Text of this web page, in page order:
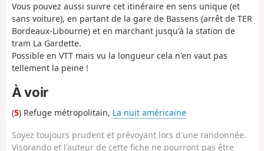
Vous pouvez aussi suivre cet itinéraire en sens unique (et
sans voiture), en partant de la gare de Bassens (arrêt de TER
Bordeaux-Libourne) et en marchant jusqu'à la station de
tram La Gardette.
Possible en VTT mais vu la longueur cela n'en vaut pas
tellement la peine !
À voir
(5) Refuge métropolitain, La nuit américaine
Soyez toujours prudent et prévoyant lors d'une randonnée.
Visorando et l'auteur de cette fiche ne pourront pas être